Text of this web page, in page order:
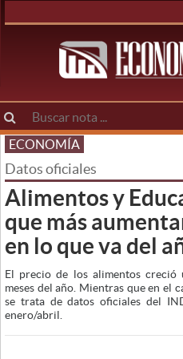
ECONOMÍA
Datos oficiales
Alimentos y
que más
en lo que va del
El precio de los alimentos
meses del año. Mientras que en el
se trata de datos oficiales del
enero/abril.